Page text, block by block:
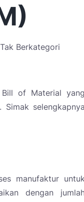
Tak Berkategori
of Material yang
selengkapnya
manufaktur
dengan